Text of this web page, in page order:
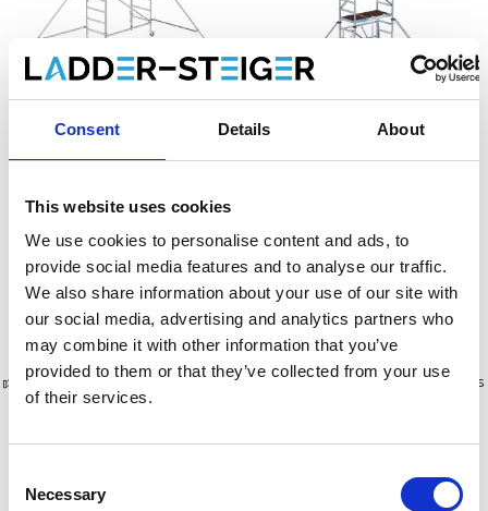
Consent Details About
This website uses cookies
We use cookies to personalise content and ads, to
provide social media features and to analyse our traffic.
We also share information about your use of our site with
our social media, advertising and analytics partners who
may combine it with other information that you’ve
provided to them or that they’ve collected from your use
of their services.
Selection
Necessary
Échafaudage Altrex RS
hauteur travail 3,8 m
€1.200,00 €1.298,00 HT
Afficher le produit
EuroScaffold
hauteur travail 5,5 m
€1.285,00 €1.345,00
Afficher le produit
Plus de 10 000 clients satisfaits
Livraison gratuite aux Pays-Bas